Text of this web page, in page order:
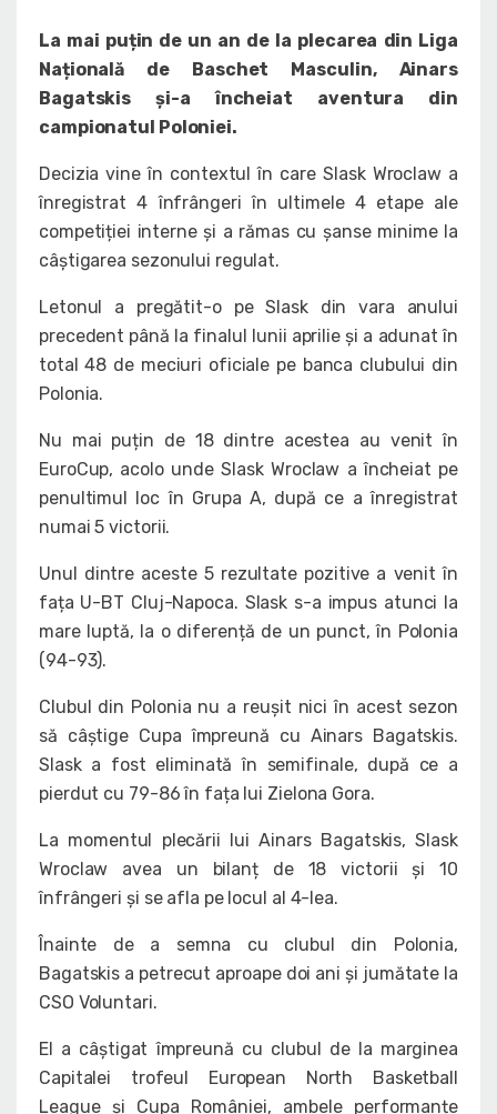
La mai puțin de un an de la plecarea din Liga
Națională de Baschet Masculin, Ainars
Bagatskis și-a încheiat aventura din
campionatul Poloniei.
Decizia vine în contextul în care Slask Wroclaw a
înregistrat 4 înfrângeri în ultimele 4 etape ale
competiției interne și a rămas cu șanse minime la
câștigarea sezonului regulat.
Letonul a pregătit-o pe Slask din vara anului
precedent până la finalul lunii aprilie și a adunat în
total 48 de meciuri oficiale pe banca clubului din
Polonia.
Nu mai puțin de 18 dintre acestea au venit în
EuroCup, acolo unde Slask Wroclaw a încheiat pe
penultimul loc în Grupa A, după ce a înregistrat
numai 5 victorii.
Unul dintre aceste 5 rezultate pozitive a venit în
fața U-BT Cluj-Napoca. Slask s-a impus atunci la
mare luptă, la o diferență de un punct, în Polonia
(94-93).
Clubul din Polonia nu a reușit nici în acest sezon
să câștige Cupa împreună cu Ainars Bagatskis.
Slask a fost eliminată în semifinale, după ce a
pierdut cu 79-86 în fața lui Zielona Gora.
La momentul plecării lui Ainars Bagatskis, Slask
Wroclaw avea un bilanț de 18 victorii și 10
înfrângeri și se afla pe locul al 4-lea.
Înainte de a semna cu clubul din Polonia,
Bagatskis a petrecut aproape doi ani și jumătate la
CSO Voluntari.
El a câștigat împreună cu clubul de la marginea
Capitalei trofeul European North Basketball
League și Cupa României, ambele performanțe